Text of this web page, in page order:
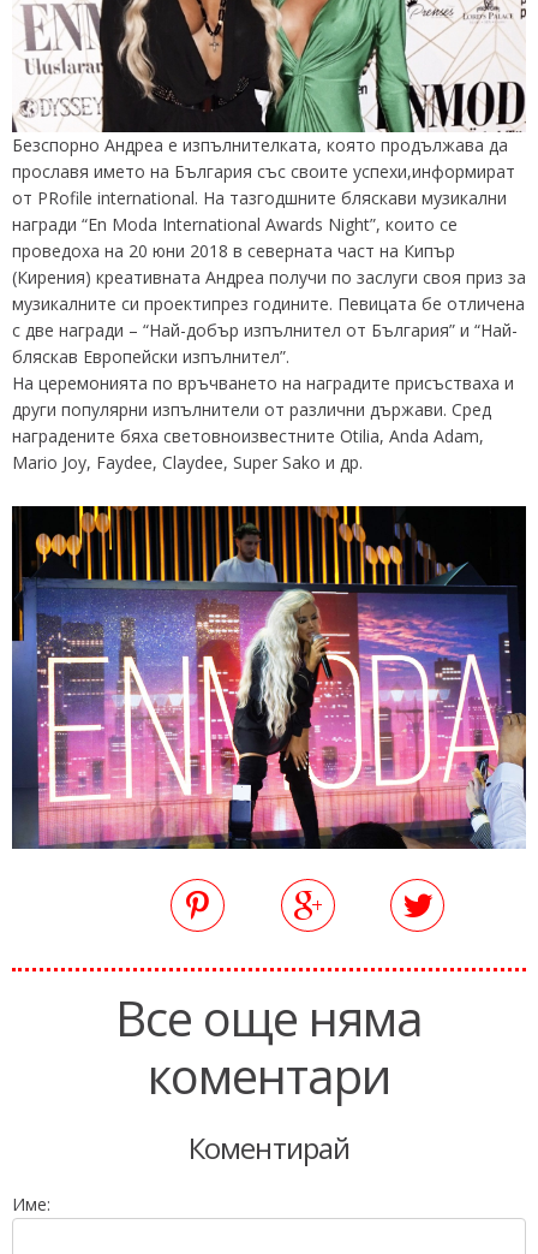
Безспорно Андреа е изпълнителката, която продължава да
прославя името на България със своите успехи,информират
от PRofile international. На тазгодшните бляскави музикални
награди “En Moda International Awards Night”, които се
проведоха на 20 юни 2018 в северната част на Кипър
(Кирения) креативната Андреа получи по заслуги своя приз за
музикалните си проектипрез годините. Певицата бе отличена
с две награди – “Най-добър изпълнител от България” и “Най-
бляскав Европейски изпълнител”.
На церемонията по връчването на наградите присъстваха и
други популярни изпълнители от различни държави. Сред
наградените бяха световноизвестните Otilia, Anda Adam,
Mario Joy, Faydee, Claydee, Super Sako и др.
Все още няма
коментари
Коментирай
Име: